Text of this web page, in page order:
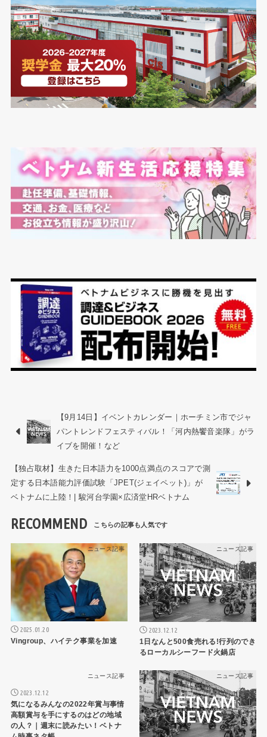
【9月14日】イベントカレンダー｜ホーチミン市でジャ
パントレンドフェスティバル！「河内熱饗音楽隊」がラ
イブを開催！など
【独占取材】生きた日本語力を1000点満点のスコアで測
定する日本語能力評価試験「JPET(ジェイペット)」が
ベトナムに上陸！| 駿河台学園×広済堂HRベトナム
RECOMMEND
ニュース記事
2025.01.20
Vingroup、ハイテク事業を加速
ニュース記事
2023.12.12
1日なんと500食売れる!行列のでき
るローカルシーフード火鍋店
ニュース記事
2023.12.12
気になるみんなの2022年賞与事情
高額賞与を手にするのはどの地域
の人？｜週末に読みたい！ベトナ
ニュース記事